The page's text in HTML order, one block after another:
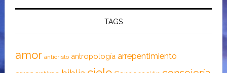
TAGS
amor anticristo antropología arrepentimiento